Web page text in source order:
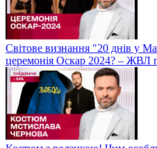
Світове визнання "20 днів у
церемонія Оскар 2024? – ЖВЛ